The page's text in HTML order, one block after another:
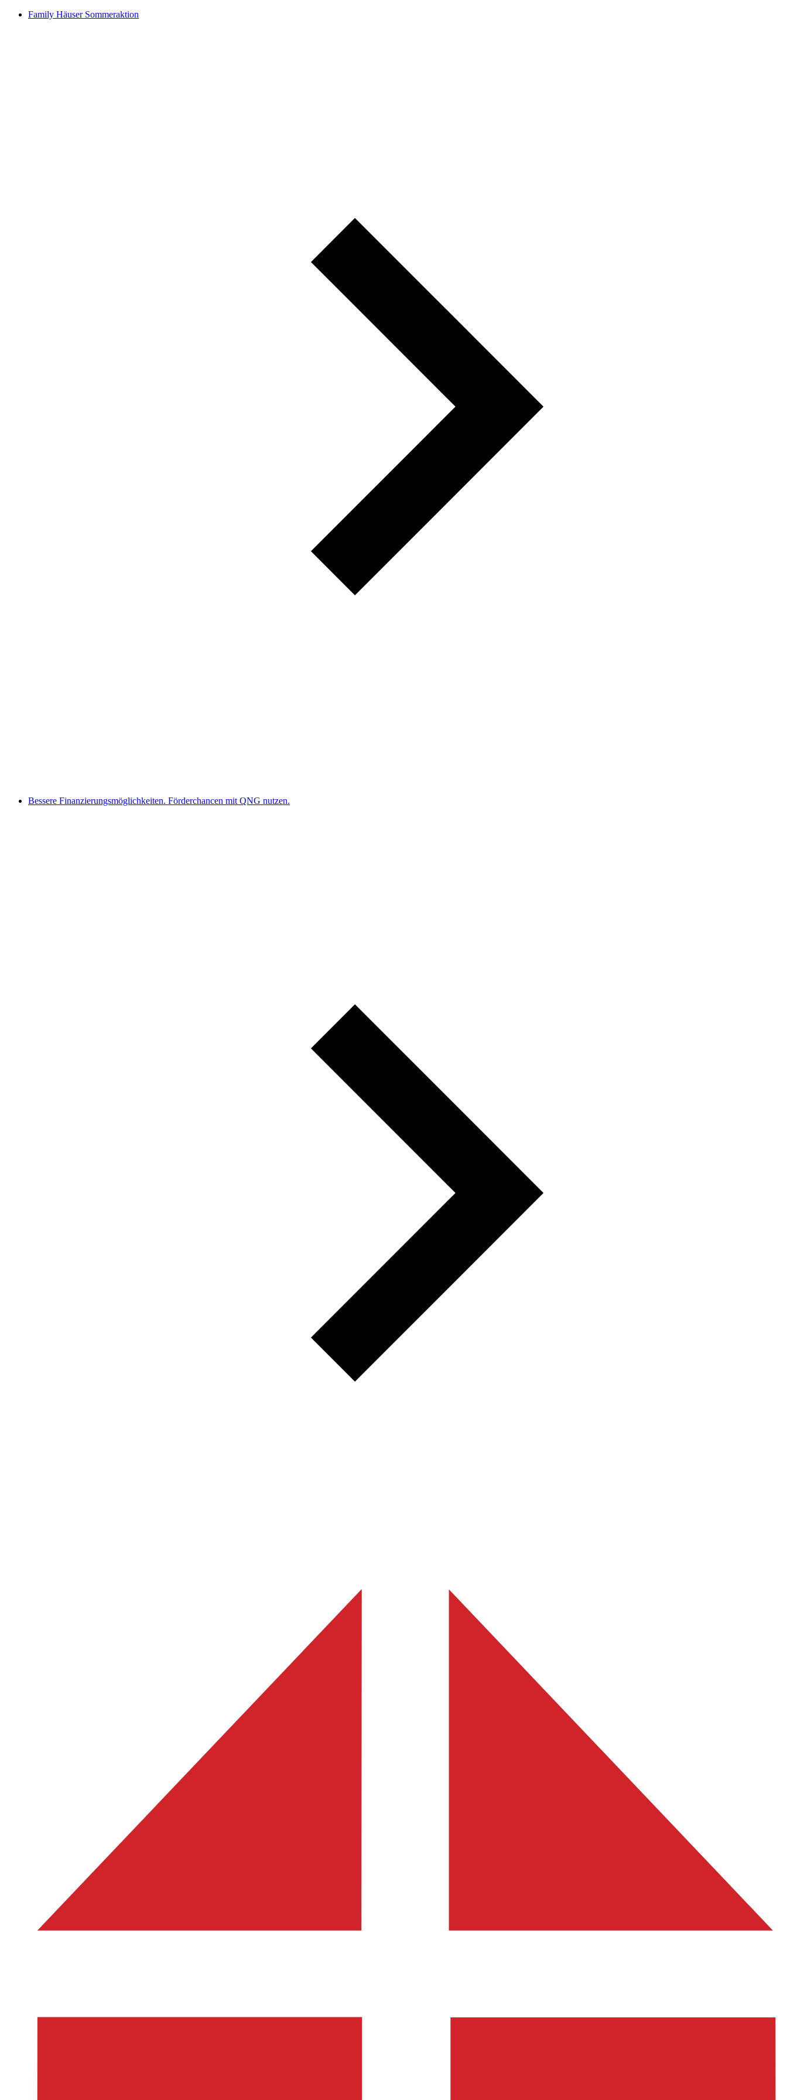
Family Häuser Sommeraktion
Bessere Finanzierungsmöglichkeiten. Förderchancen mit QNG nutzen.